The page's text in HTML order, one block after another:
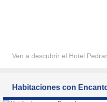
Ven a descubrir el Hotel
Habitaciones con